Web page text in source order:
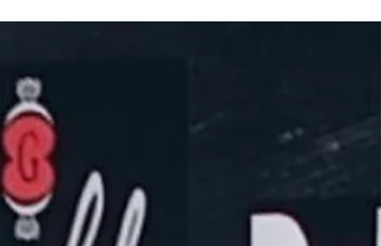
profundo: el nivel estratosférico que ha
alcanzado el desarrollo tecnológico de la
Vendée Globe. Por Darío D'Atri, columnas
"Lo que el mar nos dice" La comparación
inmediata podría ser con la Copa América.
Un AC75 es, sin duda, una na